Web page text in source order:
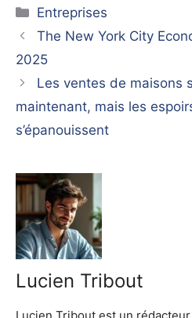
Catégories
Entreprises
The New York City
2025
Les ventes de maisons
maintenant, mais les
s’épanouissent
Lucien Tribout